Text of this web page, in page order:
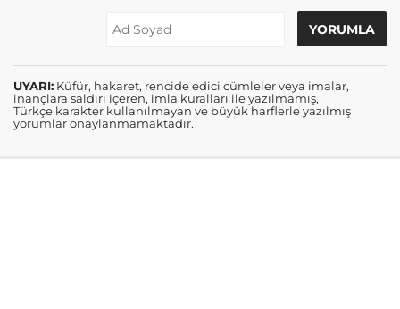
UYARI: Küfür, hakaret, rencide edici cümleler veya imalar,
inançlara saldırı içeren, imla kuralları ile yazılmamış,
Türkçe karakter kullanılmayan ve büyük harflerle yazılmış
yorumlar onaylanmamaktadır.